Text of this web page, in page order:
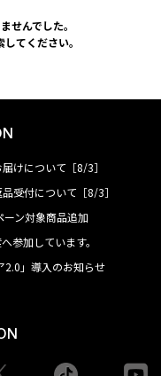
せんでした。
てください。
けについて［8/3］
受付について［8/3］
ーン対象商品追加
参加しています。
2.0」導入のお知らせ
tiktok